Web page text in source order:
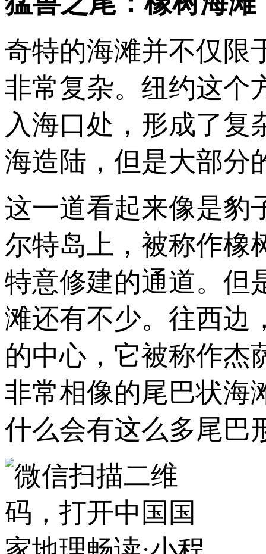
奇特的海滩并不仅限
非常复杂。纽约这个
入海口处，形成了复
海造陆，但是大部分
这一道看起来像是豹
尔特岛上，被称作橡
特意修建的通道。但
滩还有不少。往西边
的中心，它被称作杰
非常相像的尾巴状海
什么会有这么多尾巴